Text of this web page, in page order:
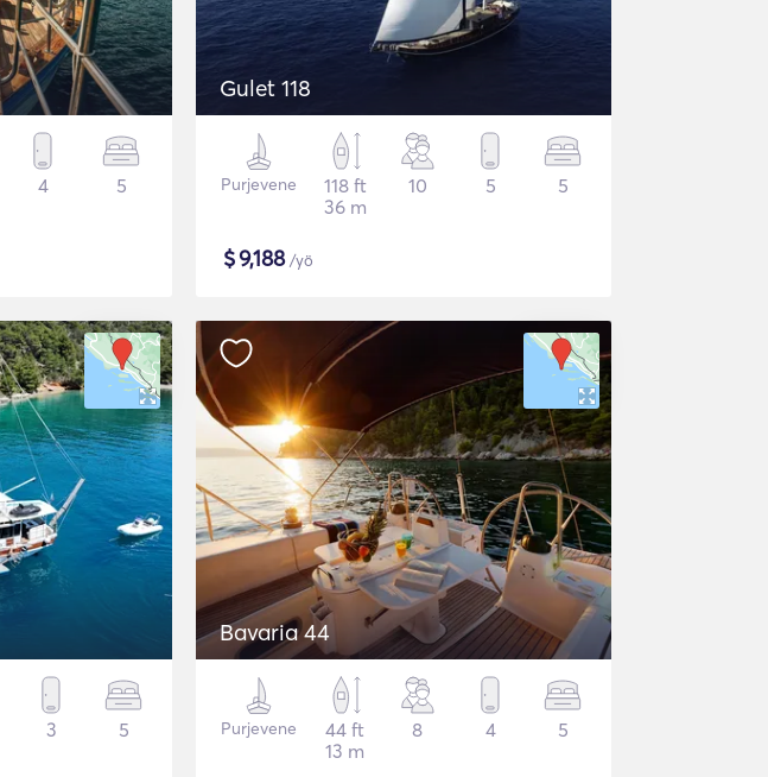
4 5
Gulet 118
Purjevene
118 ft
36 m
10 5 5
$9,188/yö
3 5
Bavaria 44
Purjevene
44 ft
13 m
8 4 5